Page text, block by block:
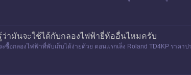
ว่ามันจะใช้ได้กับกลองไฟฟ้ายี่ห้ออื่นไหมครับ
ซื้อกลองไฟฟ้าที่พับเก็บได้ง่ายด้วย ตอนแรกเล็ง Roland TD4KP ราคา